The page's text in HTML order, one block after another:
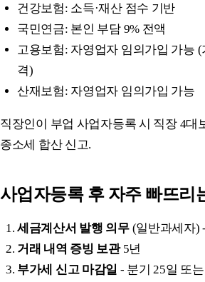
건강보험: 소득·재산 점수 기반
국민연금: 본인 부담 9% 전액
고용보험: 자영업자 임의가입 가능
격)
산재보험: 자영업자 임의가입 가능
직장인이 부업 사업자등록 시 직장 4대
종소세 합산 신고.
사업자등록 후 자주 빠뜨리
세금계산서 발행 의무(일반과세자)
거래 내역 증빙 보관5년
부가세 신고 마감일 - 분기 25일 또